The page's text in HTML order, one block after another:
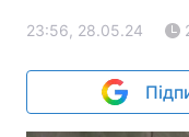
23:56, 28.05.24